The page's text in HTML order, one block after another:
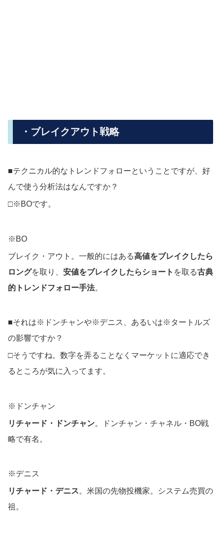
・ブレイクアウト戦略
■テクニカル的なトレンドフォローということですが、好
んで使う分析法はなんですか？
□※BOです。
※BO
ブレイク・アウト。一般的にはある高値をブレイクしたら
ロングを取り、 安値をブレイクしたらショート を取る古典
的トレンドフォロー手法。
■それは※ドンチャンや※デニス、あるいは※タートルズ
の影響ですか？
□そうですね。数字を弄ることなくマーケットに適応でき
るところが気に入ってます。
※ドンチャン
リチャード・ドンチャン。ドンチャン・チャネル・BO戦
略で有名。
※デニス
リチャード・デニス。米国の先物投機家。システム売買の
祖。